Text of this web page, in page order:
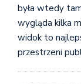
była wtedy
wygląda kilka
widok to
przestrzeni